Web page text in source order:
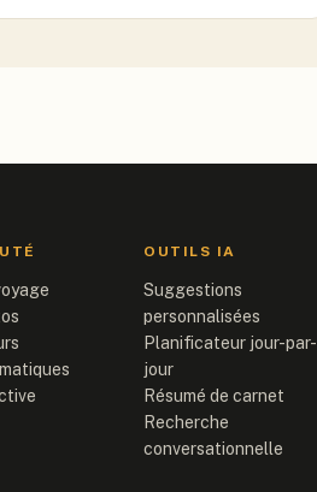
OUTILS IA
Suggestions
personnalisées
Planificateur jour-par-
jour
Résumé de carnet
Recherche
conversationnelle